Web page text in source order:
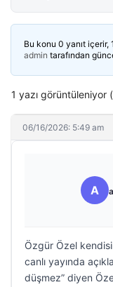
Bu konu 0 yanıt içerir,
admin tarafından
1 yazı görüntüleniyor
06/16/2026: 5:49 am
A
Özgür Özel
canlı yayında
düşmez” diyen